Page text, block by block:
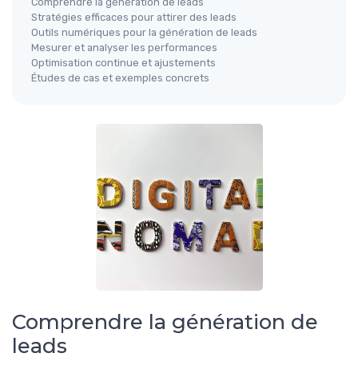
Stratégies efficaces pour attirer des leads
Outils numériques pour la génération de leads
Mesurer et analyser les performances
Optimisation continue et ajustements
Études de cas et exemples concrets
Comprendre la génération de
leads